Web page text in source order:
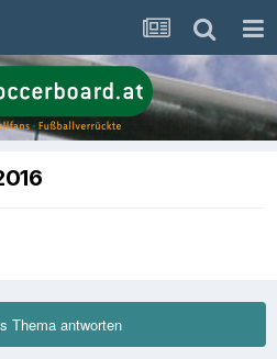
Thema antworten